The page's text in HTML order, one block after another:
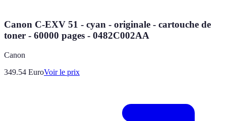
Canon C-EXV 51 - cyan - originale - cartouche de
toner - 60000 pages - 0482C002AA
Canon
349.54 EuroVoir le prix